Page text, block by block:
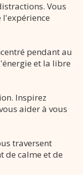
Vous
l'expérience
pendant au
et la libre
Inspirez
aider à vous
traversent
de calme et de